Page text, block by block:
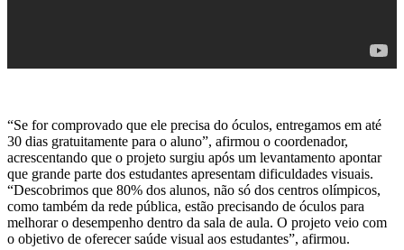
“Se for comprovado que ele precisa do óculos, entregamos em até
30 dias gratuitamente para o aluno”, afirmou o coordenador,
acrescentando que o projeto surgiu após um levantamento apontar
que grande parte dos estudantes apresentam dificuldades visuais.
“Descobrimos que 80% dos alunos, não só dos centros olímpicos,
como também da rede pública, estão precisando de óculos para
melhorar o desempenho dentro da sala de aula. O projeto veio com
o objetivo de oferecer saúde visual aos estudantes”, afirmou.